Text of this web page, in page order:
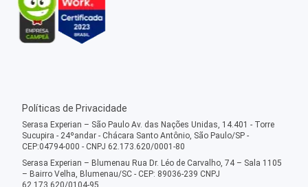
Políticas de Privacidade
Serasa Experian – São Paulo Av. das Nações Unidas, 14.401 - Torre
Sucupira - 24ºandar - Chácara Santo Antônio, São Paulo/SP -
CEP:04794-000 - CNPJ 62.173.620/0001-80
Serasa Experian – Blumenau Rua Dr. Léo de Carvalho, 74 – Sala 1105
– Bairro Velha, Blumenau/SC - CEP: 89036-239 CNPJ
62.173.620/0104-95